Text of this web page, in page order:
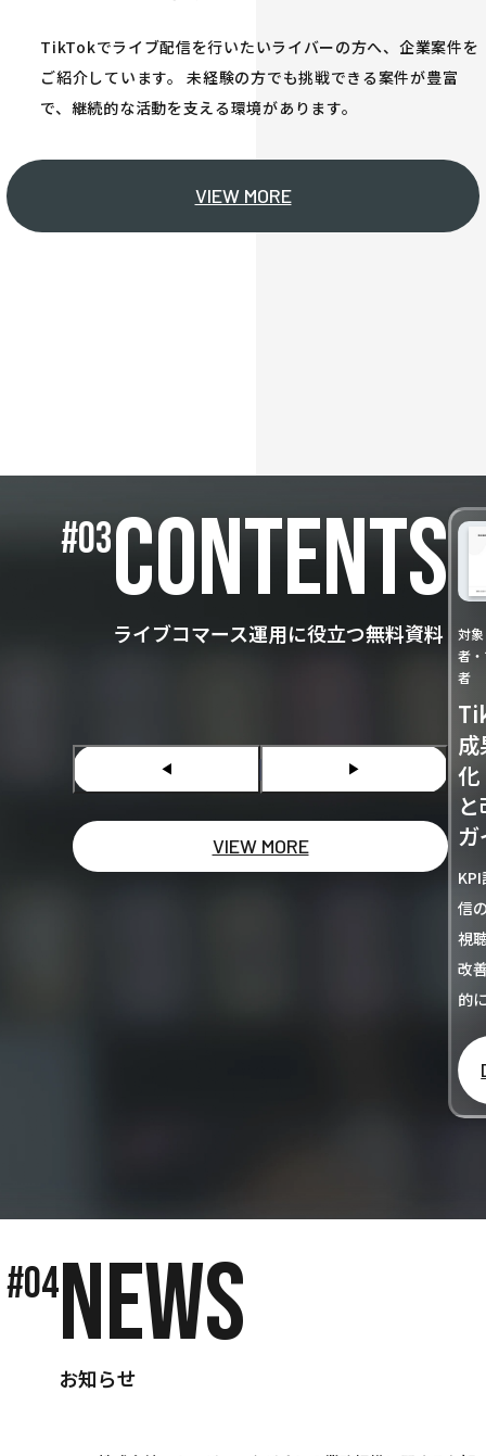
TikTokでライブ配信を行いたいライバーの方へ、企業案件を
ご紹介しています。 未経験の方でも挑戦できる案件が豊富
で、継続的な活動を支える環境があります。
VIEW MORE
#03CONTENTS
ライブコマース運用に役立つ無料資料
◀︎ ▶
VIEW MORE
対
者
者
信
視
改
的
#04NEWS
お知らせ